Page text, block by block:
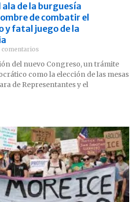
de la burguesía
de combatir el
y fatal juego de la
comentarios
del nuevo Congreso, un trámite
como la elección de las mesas
de Representantes y el